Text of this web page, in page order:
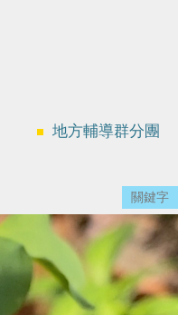
地方輔導群分團